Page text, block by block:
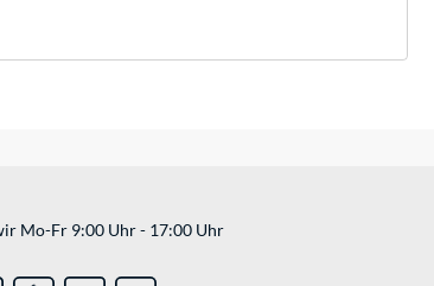
Mo-Fr 9:00 Uhr - 17:00 Uhr